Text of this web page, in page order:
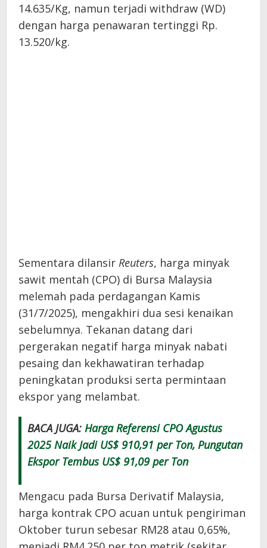
14.635/Kg, namun terjadi withdraw (WD)
dengan harga penawaran tertinggi Rp.
13.520/kg.
Sementara dilansir Reuters, harga minyak
sawit mentah (CPO) di Bursa Malaysia
melemah pada perdagangan Kamis
(31/7/2025), mengakhiri dua sesi kenaikan
sebelumnya. Tekanan datang dari
pergerakan negatif harga minyak nabati
pesaing dan kekhawatiran terhadap
peningkatan produksi serta permintaan
ekspor yang melambat.
BACA JUGA: Harga Referensi CPO Agustus
2025 Naik Jadi US$ 910,91 per Ton, Pungutan
Ekspor Tembus US$ 91,09 per Ton
Mengacu pada Bursa Derivatif Malaysia,
harga kontrak CPO acuan untuk pengiriman
Oktober turun sebesar RM28 atau 0,65%,